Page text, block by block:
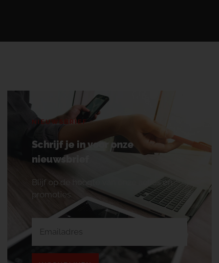
NIEUWSBRIEF
Schrijf je in voor onze
nieuwsbrief
Blijf op de hoogte van onze acties en
promoties.